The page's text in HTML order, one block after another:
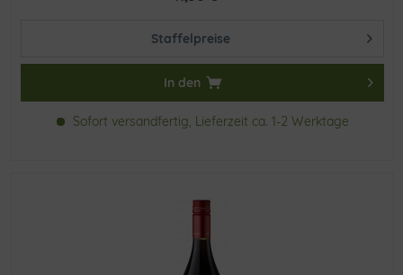
Staffelpreise
In den
Sofort versandfertig, Lieferzeit ca. 1-2 Werktage